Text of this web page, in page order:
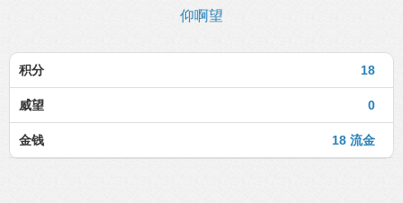
仰啊望
18
积分
0
威望
18 流金
金钱